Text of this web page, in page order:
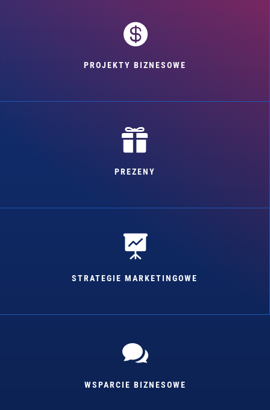

PROJEKTY BIZNESOWE

PREZENY

STRATEGIE MARKETINGOWE

WSPARCIE BIZNESOWE